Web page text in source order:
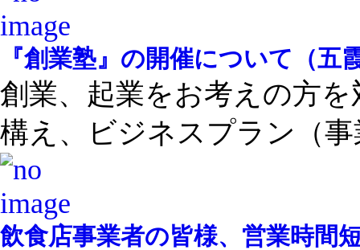
『創業塾』の開催について（五
創業、起業をお考えの方
構え、ビジネスプラン（事
飲食店事業者の皆様、営業時間